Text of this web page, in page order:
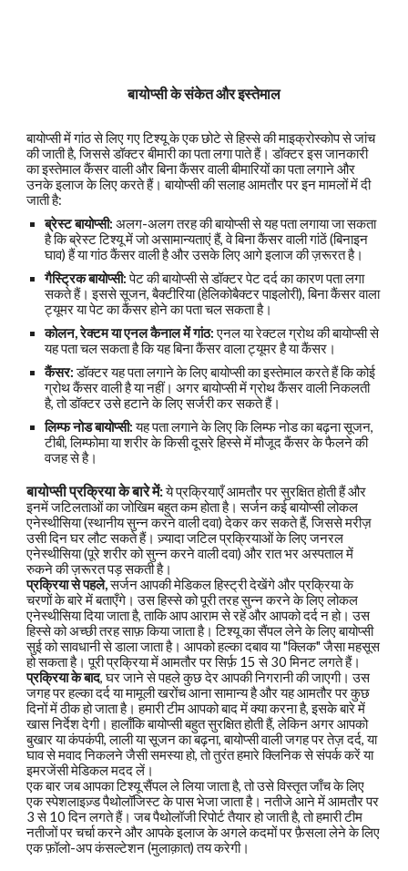
बायोप्सी के संकेत और इस्तेमाल
बायोप्सी में गांठ से लिए गए टिश्यू के एक छोटे से हिस्से की माइक्रोस्कोप से जांच
की जाती है, जिससे डॉक्टर बीमारी का पता लगा पाते हैं। डॉक्टर इस जानकारी
का इस्तेमाल कैंसर वाली और बिना कैंसर वाली बीमारियों का पता लगाने और
उनके इलाज के लिए करते हैं। बायोप्सी की सलाह आमतौर पर इन मामलों में दी
जाती है:
ब्रेस्ट बायोप्सी: अलग-अलग तरह की बायोप्सी से यह पता लगाया जा सकता
है कि ब्रेस्ट टिश्यू में जो असामान्यताएं हैं, वे बिना कैंसर वाली गांठें (बिनाइन
घाव) हैं या गांठ कैंसर वाली है और उसके लिए आगे इलाज की ज़रूरत है।
गैस्ट्रिक बायोप्सी:पेट की बायोप्सी से डॉक्टर पेट दर्द का कारण पता लगा
सकते हैं। इससे सूजन, बैक्टीरिया (हेलिकोबैक्टर पाइलोरी), बिना कैंसर वाला
ट्यूमर या पेट का कैंसर होने का पता चल सकता है।
कोलन, रेक्टम या एनल कैनाल में गांठ:एनल या रेक्टल ग्रोथ की बायोप्सी से
यह पता चल सकता है कि यह बिना कैंसर वाला ट्यूमर है या कैंसर।
कैंसर:डॉक्टर यह पता लगाने के लिए बायोप्सी का इस्तेमाल करते हैं कि कोई
ग्रोथ कैंसर वाली है या नहीं। अगर बायोप्सी में ग्रोथ कैंसर वाली निकलती
है, तो डॉक्टर उसे हटाने के लिए सर्जरी कर सकते हैं।
लिम्फ नोड बायोप्सी:यह पता लगाने के लिए कि लिम्फ नोड का बढ़ना सूजन,
टीबी, लिम्फोमा या शरीर के किसी दूसरे हिस्से में मौजूद कैंसर के फैलने की
वजह से है।
बायोप्सी प्रक्रिया के बारे में:ये प्रक्रियाएँ आमतौर पर सुरक्षित होती हैं और
इनमें जटिलताओं का जोखिम बहुत कम होता है। सर्जन कई बायोप्सी लोकल
एनेस्थीसिया (स्थानीय सुन्न करने वाली दवा) देकर कर सकते हैं, जिससे मरीज़
उसी दिन घर लौट सकते हैं। ज़्यादा जटिल प्रक्रियाओं के लिए जनरल
एनेस्थीसिया (पूरे शरीर को सुन्न करने वाली दवा) और रात भर अस्पताल में
रुकने की ज़रूरत पड़ सकती है।
प्रक्रिया से पहले,सर्जन आपकी मेडिकल हिस्ट्री देखेंगे और प्रक्रिया के
चरणों के बारे में बताएँगे। उस हिस्से को पूरी तरह सुन्न करने के लिए लोकल
एनेस्थीसिया दिया जाता है, ताकि आप आराम से रहें और आपको दर्द न हो। उस
हिस्से को अच्छी तरह साफ़ किया जाता है। टिश्यू का सैंपल लेने के लिए बायोप्सी
सुई को सावधानी से डाला जाता है। आपको हल्का दबाव या "क्लिक" जैसा महसूस
हो सकता है। पूरी प्रक्रिया में आमतौर पर सिर्फ़ 15 से 30 मिनट लगते हैं।
प्रक्रिया के बाद, घर जाने से पहले कुछ देर आपकी निगरानी की जाएगी। उस
जगह पर हल्का दर्द या मामूली खरोंच आना सामान्य है और यह आमतौर पर कुछ
दिनों में ठीक हो जाता है। हमारी टीम आपको बाद में क्या करना है, इसके बारे में
खास निर्देश देगी। हालाँकि बायोप्सी बहुत सुरक्षित होती हैं, लेकिन अगर आपको
बुखार या कंपकंपी, लाली या सूजन का बढ़ना, बायोप्सी वाली जगह पर तेज़ दर्द, या
घाव से मवाद निकलने जैसी समस्या हो, तो तुरंत हमारे क्लिनिक से संपर्क करें या
इमरजेंसी मेडिकल मदद लें।
एक बार जब आपका टिश्यू सैंपल ले लिया जाता है, तो उसे विस्तृत जाँच के लिए
एक स्पेशलाइज़्ड पैथोलॉजिस्ट के पास भेजा जाता है। नतीजे आने में आमतौर पर
3 से 10 दिन लगते हैं। जब पैथोलॉजी रिपोर्ट तैयार हो जाती है, तो हमारी टीम
नतीजों पर चर्चा करने और आपके इलाज के अगले कदमों पर फ़ैसला लेने के लिए
एक फ़ॉलो-अप कंसल्टेशन (मुलाक़ात) तय करेगी।